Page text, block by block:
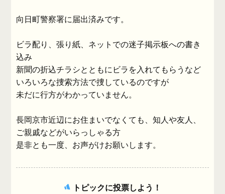
向日町警察署に届出済みです。
ビラ配り、張り紙、ネットでの迷子掲示板への書き
込み
新聞の折込チラシとともにビラを入れてもらうなど
いろいろな捜索方法で捜しているのですが
未だに行方がわかっていません。
長岡京市近辺にお住まいでなくても、知人や友人、
ご親戚などがいらっしゃる方
是非とも一度、お声がけお願いします。
トピックに投票しよう！